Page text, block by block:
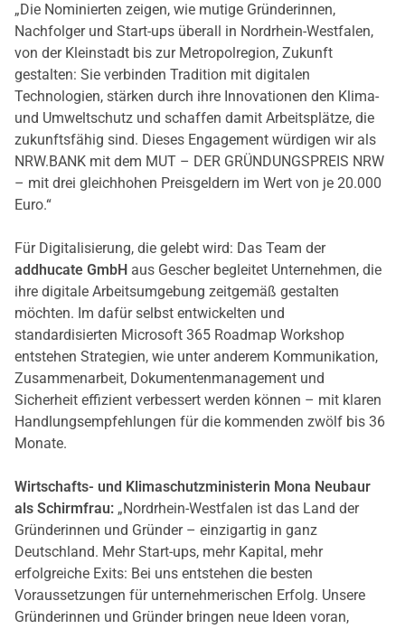
„Die Nominierten zeigen, wie mutige Gründerinnen,
Nachfolger und Start-ups überall in Nordrhein-Westfalen,
von der Kleinstadt bis zur Metropolregion, Zukunft
gestalten: Sie verbinden Tradition mit digitalen
Technologien, stärken durch ihre Innovationen den Klima-
und Umweltschutz und schaffen damit Arbeitsplätze, die
zukunftsfähig sind. Dieses Engagement würdigen wir als
NRW.BANK mit dem MUT – DER GRÜNDUNGSPREIS NRW
– mit drei gleichhohen Preisgeldern im Wert von je 20.000
Euro.“
Für Digitalisierung, die gelebt wird: Das Team der
addhucate GmbH aus Gescher begleitet Unternehmen, die
ihre digitale Arbeitsumgebung zeitgemäß gestalten
möchten. Im dafür selbst entwickelten und
standardisierten Microsoft 365 Roadmap Workshop
entstehen Strategien, wie unter anderem Kommunikation,
Zusammenarbeit, Dokumentenmanagement und
Sicherheit effizient verbessert werden können – mit klaren
Handlungsempfehlungen für die kommenden zwölf bis 36
Monate.
Wirtschafts- und Klimaschutzministerin Mona Neubaur
als Schirmfrau: „Nordrhein-Westfalen ist das Land der
Gründerinnen und Gründer – einzigartig in ganz
Deutschland. Mehr Start-ups, mehr Kapital, mehr
erfolgreiche Exits: Bei uns entstehen die besten
Voraussetzungen für unternehmerischen Erfolg. Unsere
Gründerinnen und Gründer bringen neue Ideen voran,